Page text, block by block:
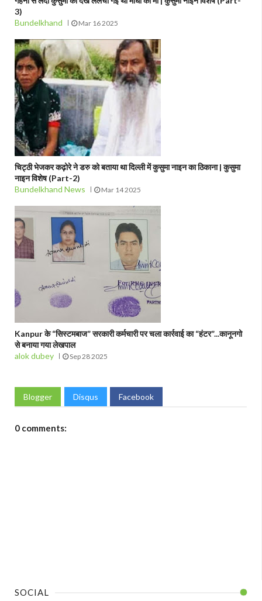
3)
Bundelkhand
Mar 16 2025
चिट्ठी भेजकर कढ़ोरे ने डरु को बताया था दिल्ली में कुसुमा नाइन का ठिकाना | कुसुमा
नाइन विशेष (Part-2)
Bundelkhand News
Mar 14 2025
Kanpur के “सिस्टमबाज” सरकारी कर्मचारी पर चला कार्रवाई का “हंटर”...कानूनगो
से बनाया गया लेखपाल
alok dubey
Sep 28 2025
Blogger Disqus Facebook
0 comments:
SOCIAL